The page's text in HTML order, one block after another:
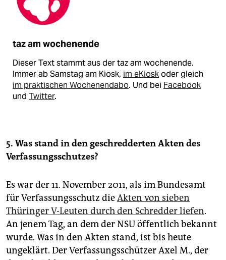
taz am wochenende
Dieser Text stammt aus der taz am wochenende.
Immer ab Samstag am Kiosk, im eKioskoder gleich
im praktischen Wochenendabo. Und bei Facebook
und Twitter.
5. Was stand in den geschredderten Akten des
Verfassungsschutzes?
Es war der 11. November 2011, als im Bundesamt
für Verfassungsschutz dieAkten von sieben
Thüringer V-Leuten durch den Schredder liefen.
An jenem Tag, an dem der NSU öffentlich bekannt
wurde. Was in den Akten stand, ist bis heute
ungeklärt. Der Verfassungsschützer Axel M., der